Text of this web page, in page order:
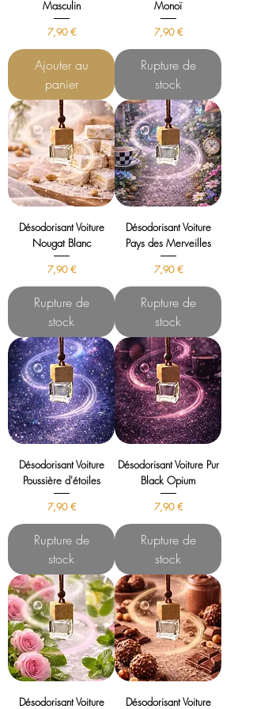
Masculin
Prix
7,90 €
Ajouter au
panier
Monoï
Prix
7,90 €
Rupture de
stock
Désodorisant Voiture
Nougat Blanc
Prix
7,90 €
Rupture de
stock
Désodorisant Voiture
Pays des Merveilles
Prix
7,90 €
Rupture de
stock
Désodorisant Voiture
Poussière d'étoiles
Prix
7,90 €
Rupture de
stock
Désodorisant Voiture Pur
Black Opium
Prix
7,90 €
Rupture de
stock
Désodorisant Voiture
Désodorisant Voiture